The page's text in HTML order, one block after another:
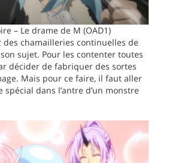
– Le drame de M (OAD1)
des chamailleries continuelles de
sujet. Pour les contenter toutes
décider de fabriquer des sortes
Mais pour ce faire, il faut aller
dans l’antre d’un monstre